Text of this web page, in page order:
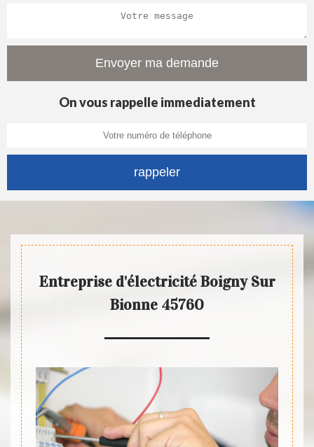
On vous rappelle immediatement
Entreprise d'électricité Boigny Sur
Bionne 45760